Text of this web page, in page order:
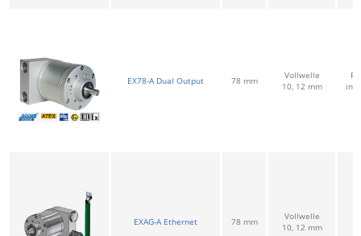
EX78-A Dual Output 78 mm
Vollwelle
10, 12 mm
EXAG-A Ethernet 78 mm
Vollwelle
10, 12 mm